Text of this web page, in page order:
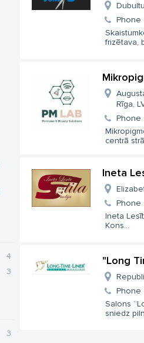
4
3
3
Phone
frizētava,
Rīga,
Phone
centrā
Ineta
Phone
Ineta
Kons...
"Long
Phone
Salons
sniedz